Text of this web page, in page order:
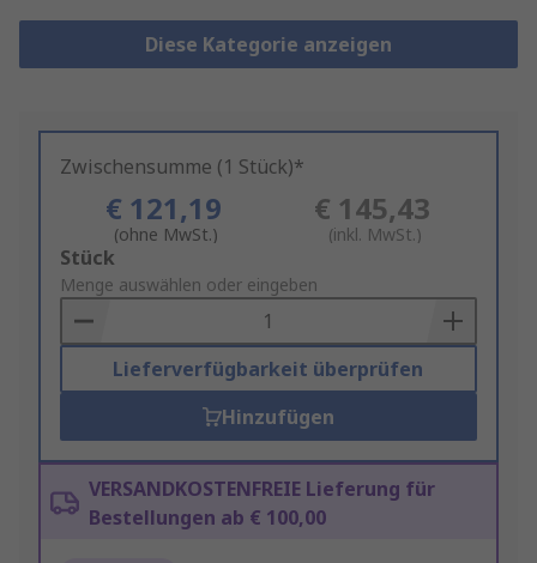
Diese Kategorie anzeigen
Zwischensumme (1 Stück)*
€ 121,19
(ohne MwSt.)
€ 145,43
(inkl. MwSt.)
Add
to
Basket
Stück
Menge auswählen oder eingeben
Lieferverfügbarkeit überprüfen
Hinzufügen
VERSANDKOSTENFREIE Lieferung für
Bestellungen ab € 100,00